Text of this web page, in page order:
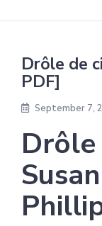
Drôle de
PDF]
September 7,
Drôle